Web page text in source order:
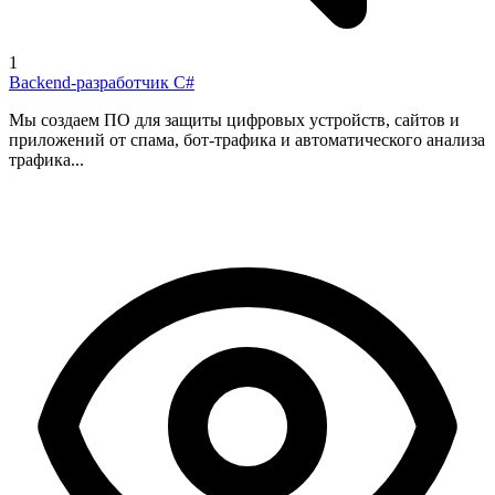
1
Backend-разработчик C#
Мы создаем ПО для защиты цифровых устройств, сайтов и
приложений от спама, бот-трафика и автоматического анализа
трафика...